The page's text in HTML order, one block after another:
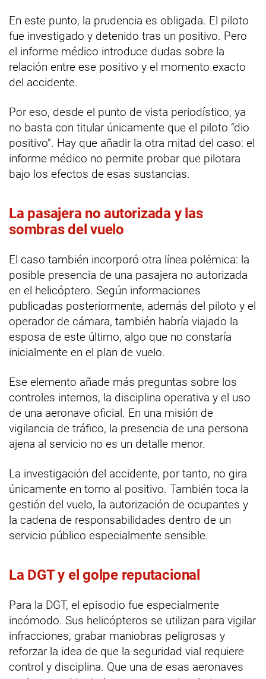
En este punto, la prudencia es obligada. El piloto
fue investigado y detenido tras un positivo. Pero
el informe médico introduce dudas sobre la
relación entre ese positivo y el momento exacto
del accidente.
Por eso, desde el punto de vista periodístico, ya
no basta con titular únicamente que el piloto “dio
positivo”. Hay que añadir la otra mitad del caso: el
informe médico no permite probar que pilotara
bajo los efectos de esas sustancias.
La pasajera no autorizada y las
sombras del vuelo
El caso también incorporó otra línea polémica: la
posible presencia de una pasajera no autorizada
en el helicóptero. Según informaciones
publicadas posteriormente, además del piloto y el
operador de cámara, también habría viajado la
esposa de este último, algo que no constaría
inicialmente en el plan de vuelo.
Ese elemento añade más preguntas sobre los
controles internos, la disciplina operativa y el uso
de una aeronave oficial. En una misión de
vigilancia de tráfico, la presencia de una persona
ajena al servicio no es un detalle menor.
La investigación del accidente, por tanto, no gira
únicamente en torno al positivo. También toca la
gestión del vuelo, la autorización de ocupantes y
la cadena de responsabilidades dentro de un
servicio público especialmente sensible.
La DGT y el golpe reputacional
Para la DGT, el episodio fue especialmente
incómodo. Sus helicópteros se utilizan para vigilar
infracciones, grabar maniobras peligrosas y
reforzar la idea de que la seguridad vial requiere
control y disciplina. Que una de esas aeronaves